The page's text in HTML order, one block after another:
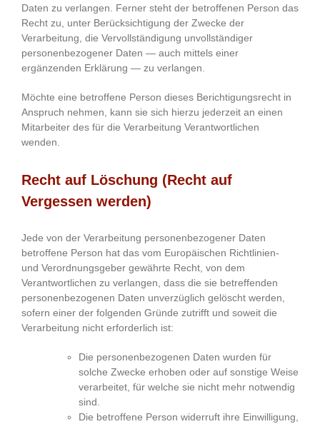
Daten zu verlangen. Ferner steht der betroffenen Person das
Recht zu, unter Berücksichtigung der Zwecke der
Verarbeitung, die Vervollständigung unvollständiger
personenbezogener Daten — auch mittels einer
ergänzenden Erklärung — zu verlangen.
Möchte eine betroffene Person dieses Berichtigungsrecht in
Anspruch nehmen, kann sie sich hierzu jederzeit an einen
Mitarbeiter des für die Verarbeitung Verantwortlichen
wenden.
Recht auf Löschung (Recht auf
Vergessen werden)
Jede von der Verarbeitung personenbezogener Daten
betroffene Person hat das vom Europäischen Richtlinien-
und Verordnungsgeber gewährte Recht, von dem
Verantwortlichen zu verlangen, dass die sie betreffenden
personenbezogenen Daten unverzüglich gelöscht werden,
sofern einer der folgenden Gründe zutrifft und soweit die
Verarbeitung nicht erforderlich ist:
Die personenbezogenen Daten wurden für
solche Zwecke erhoben oder auf sonstige Weise
verarbeitet, für welche sie nicht mehr notwendig
sind.
Die betroffene Person widerruft ihre Einwilligung,